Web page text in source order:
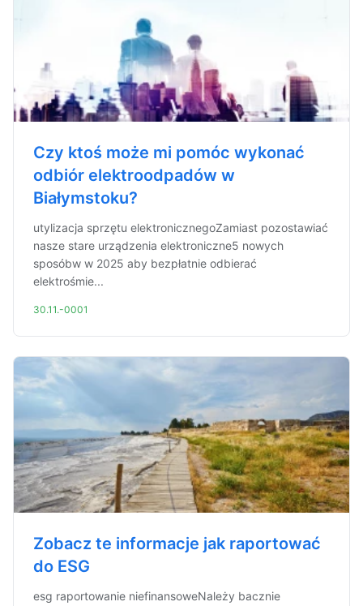
Czy ktoś może mi pomóc wykonać
odbiór elektroodpadów w
Białymstoku?
utylizacja sprzętu elektronicznegoZamiast pozostawiać
nasze stare urządzenia elektroniczne5 nowych
sposóbw w 2025 aby bezpłatnie odbierać
elektrośmie...
30.11.-0001
Zobacz te informacje jak raportować
do ESG
esg raportowanie niefinansoweNależy bacznie